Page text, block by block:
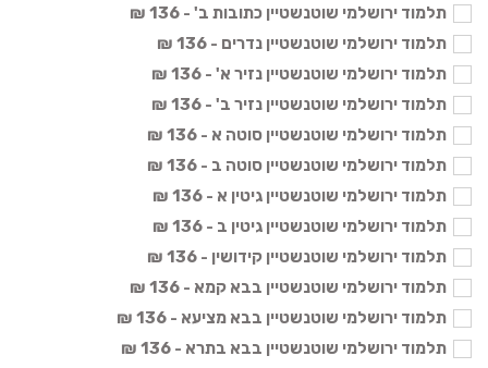
תלמוד ירושלמי שוטנשטיין כתובות ב' - 136 ₪
תלמוד ירושלמי שוטנשטיין נדרים - 136 ₪
תלמוד ירושלמי שוטנשטיין נזיר א' - 136 ₪
תלמוד ירושלמי שוטנשטיין נזיר ב' - 136 ₪
תלמוד ירושלמי שוטנשטיין סוטה א - 136 ₪
תלמוד ירושלמי שוטנשטיין סוטה ב - 136 ₪
תלמוד ירושלמי שוטנשטיין גיטין א - 136 ₪
תלמוד ירושלמי שוטנשטיין גיטין ב - 136 ₪
תלמוד ירושלמי שוטנשטיין קידושין - 136 ₪
תלמוד ירושלמי שוטנשטיין בבא קמא - 136 ₪
תלמוד ירושלמי שוטנשטיין בבא מציעא - 136 ₪
תלמוד ירושלמי שוטנשטיין בבא בתרא - 136 ₪